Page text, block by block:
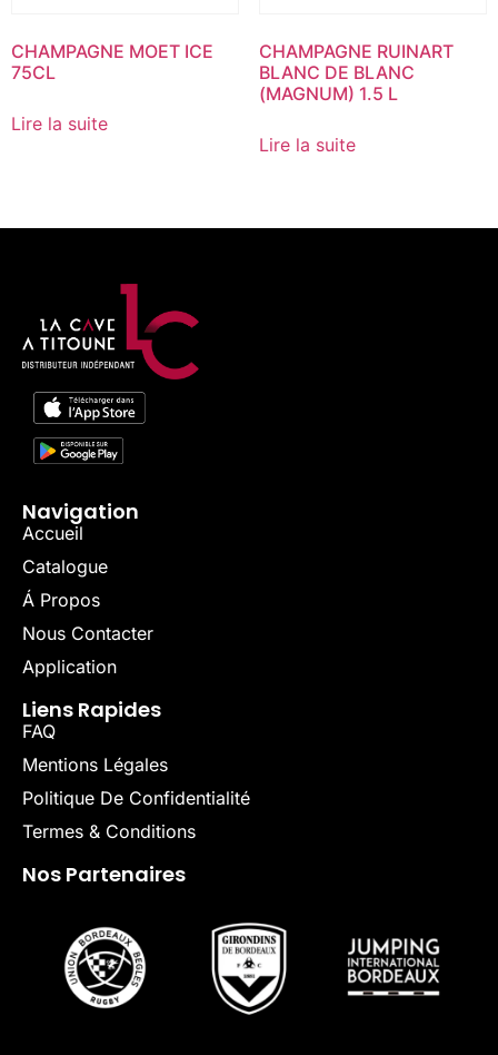
CHAMPAGNE MOET ICE
75CL
Lire la suite
CHAMPAGNE RUINART
BLANC DE BLANC
(MAGNUM) 1.5 L
Lire la suite
Navigation
Accueil
Catalogue
Á Propos
Nous Contacter
Application
Liens Rapides
FAQ
Mentions Légales
Politique De Confidentialité
Termes & Conditions
Nos Partenaires